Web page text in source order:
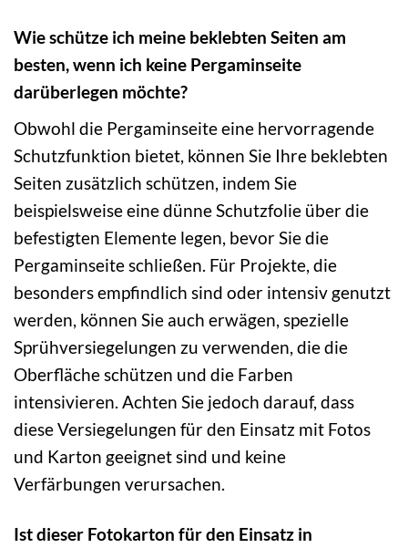
Wie schütze ich meine beklebten Seiten am
besten, wenn ich keine Pergaminseite
darüberlegen möchte?
Obwohl die Pergaminseite eine hervorragende
Schutzfunktion bietet, können Sie Ihre beklebten
Seiten zusätzlich schützen, indem Sie
beispielsweise eine dünne Schutzfolie über die
befestigten Elemente legen, bevor Sie die
Pergaminseite schließen. Für Projekte, die
besonders empfindlich sind oder intensiv genutzt
werden, können Sie auch erwägen, spezielle
Sprühversiegelungen zu verwenden, die die
Oberfläche schützen und die Farben
intensivieren. Achten Sie jedoch darauf, dass
diese Versiegelungen für den Einsatz mit Fotos
und Karton geeignet sind und keine
Verfärbungen verursachen.
Ist dieser Fotokarton für den Einsatz in